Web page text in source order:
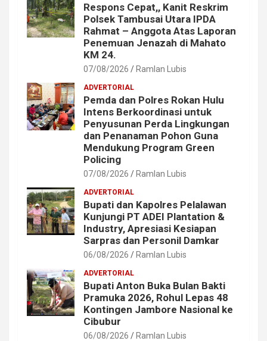
Respons Cepat,, Kanit Reskrim
Polsek Tambusai Utara IPDA
Rahmat – Anggota Atas Laporan
Penemuan Jenazah di Mahato
KM 24.
07/08/2026 Ramlan Lubis
ADVERTORIAL
Pemda dan Polres Rokan Hulu
Intens Berkoordinasi untuk
Penyusunan Perda Lingkungan
dan Penanaman Pohon Guna
Mendukung Program Green
Policing
07/08/2026 Ramlan Lubis
ADVERTORIAL
Bupati dan Kapolres Pelalawan
Kunjungi PT ADEI Plantation &
Industry, Apresiasi Kesiapan
Sarpras dan Personil Damkar
06/08/2026 Ramlan Lubis
ADVERTORIAL
Bupati Anton Buka Bulan Bakti
Pramuka 2026, Rohul Lepas 48
Kontingen Jambore Nasional ke
Cibubur
06/08/2026 Ramlan Lubis